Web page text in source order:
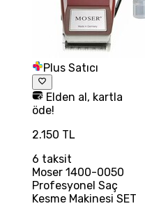
Plus Satıcı
Elden al, kartla
öde!
2.150 TL
6 taksit
Moser 1400-0050
Profesyonel Saç
Kesme Makinesi SET